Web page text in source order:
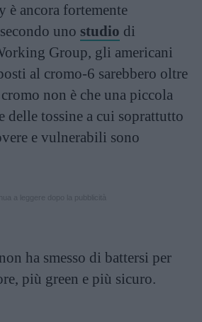
è ancora fortemente
uno studio di
Group, gli americani
al cromo-6 sarebbero oltre
non è che una piccola
delle tossine a cui soprattutto
e vulnerabili sono
ha smesso di battersi per
più green e più sicuro.